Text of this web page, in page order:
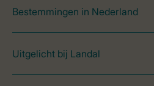
Bestemmingen in Nederland
Uitgelicht bij Landal